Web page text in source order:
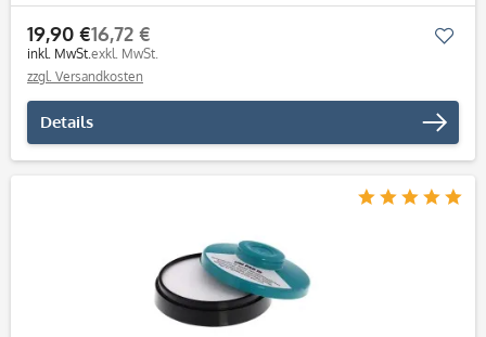
19,90 €
inkl. MwSt.
16,72 €
exkl. MwSt.
zzgl. Versandkosten
Details